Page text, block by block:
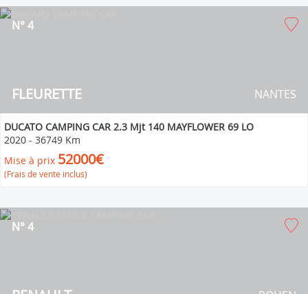
FLEURETTE
N° 4
NANTES
DUCATO CAMPING CAR 2.3 Mjt 140 MAYFLOWER 69 LO
2020 - 36749 Km
Mise à prix 52000€
(Frais de vente inclus)
N° 4